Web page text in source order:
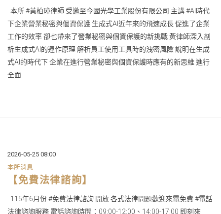
本所 #黃柏璋律師 受邀至今國光學工業股份有限公司 主講 #AI時代
下企業營業秘密與個資保護 生成式AI近年來的飛速成長 促進了企業
工作的效率 卻也帶來了營業秘密與個資保護的新挑戰 黃律師深入剖
析生成式AI的運作原理 解析員工使用工具時的洩密風險 說明在生成
式AI的時代下 企業在進行營業秘密與個資保護時應有的新思維 進行
全面...
2026-05-25 08:00
本所消息
【免費法律諮詢】
115年6月份 #免費法律諮詢 開放 各式法律問題歡迎來電免費 #電話
法律諮詢服務 電話諮詢時間：09:00-12:00、14:00-17:00 即刻來